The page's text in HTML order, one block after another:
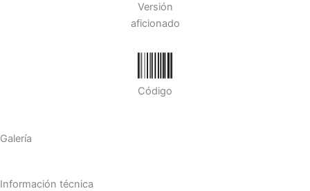
Versión
aficionado
Código
Galería
Información técnica